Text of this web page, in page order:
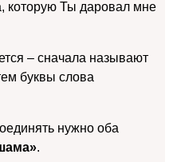
которую Ты даровал мне
– сначала называют
буквы слова
нужно оба
.